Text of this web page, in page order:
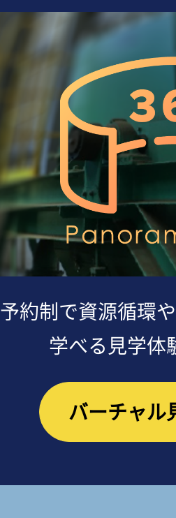
予約制で資源循環
学べる見学体
バーチャル